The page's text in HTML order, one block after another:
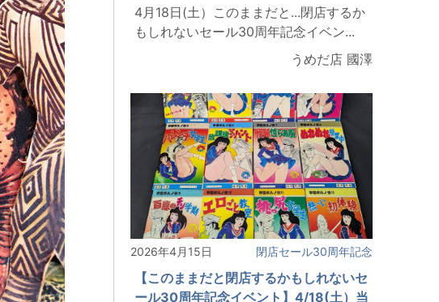
4月18日(土）このままだと...閉店するか
もしれないセール30周年記念イベン...
うめだ店 國澤
2026年4月15日 閉店セール30周年記念
【このままだと閉店するかもしれないセ
ール30周年記念イベント】4/18(土）当